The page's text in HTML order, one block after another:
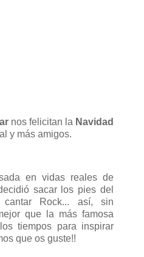
nos felicitan la Navidad
y más amigos.
en vidas reales de
sacar los pies del
Rock... así, sin
que la más famosa
tiempos para inspirar
que os guste!!